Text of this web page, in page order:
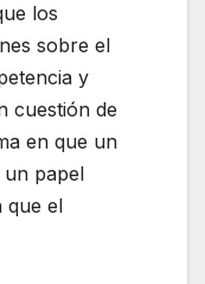
los
sobre el
y
cuestión de
en que un
un papel
que el